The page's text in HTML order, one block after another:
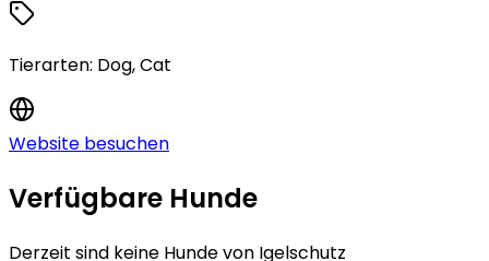
Tierarten: Dog, Cat
Website besuchen
Verfügbare Hunde
Derzeit sind keine Hundevon Igelschutz